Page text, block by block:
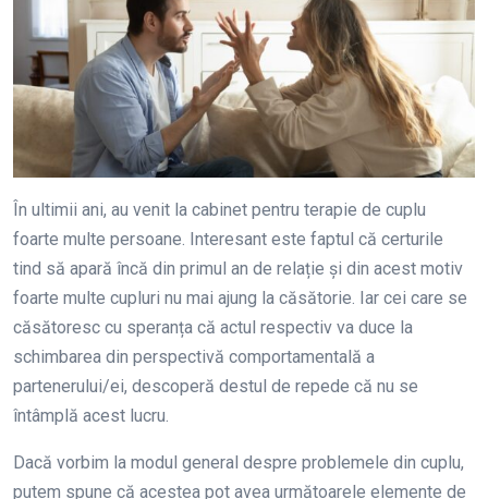
În ultimii ani, au venit la cabinet pentru terapie de cuplu
foarte multe persoane. Interesant este faptul că certurile
tind să apară încă din primul an de relație și din acest motiv
foarte multe cupluri nu mai ajung la căsătorie. Iar cei care se
căsătoresc cu speranța că actul respectiv va duce la
schimbarea din perspectivă comportamentală a
partenerului/ei, descoperă destul de repede că nu se
întâmplă acest lucru.
Dacă vorbim la modul general despre problemele din cuplu,
putem spune că acestea pot avea următoarele elemente de